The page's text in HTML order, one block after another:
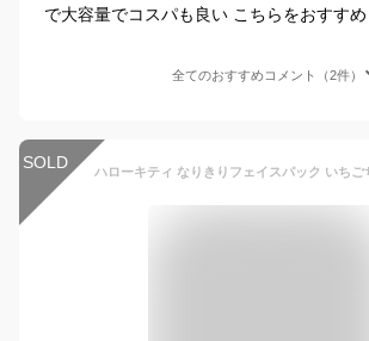
で大容量でコスパも良い こちらをおすす
全てのおすすめコメント（2件）
SOLD ハローキティ なりきりフェイスパック いちご